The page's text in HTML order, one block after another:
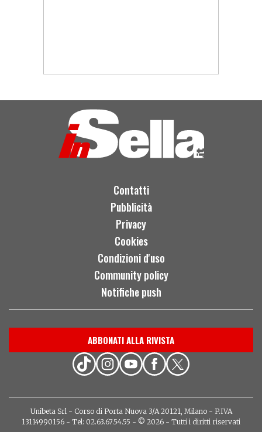
Contatti
Pubblicità
Privacy
Cookies
Condizioni d'uso
Community policy
Notifiche push
ABBONATI ALLA RIVISTA
Unibeta Srl - Corso di Porta Nuova 3/A 20121, Milano - P.IVA
13114990156 - Tel: 02.63.67.54.55 - © 2026 - Tutti i diritti riservati